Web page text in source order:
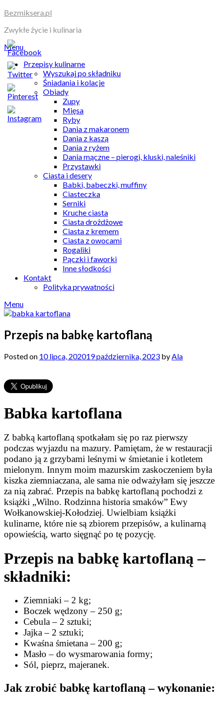
Skip
content
Bezmiksera.pl
Zwykłe życie i kulinaria
Menu
Przepisy kulinarne
Wyszukaj po składniku
Śniadania i kolacje
Obiady
Zupy
Mięsa
Ryby
Dania z makaronem
Dania z kaszą
Dania z ryżem
Dania mączne – pierogi, kluski, naleśniki
Przystawki
Ciasta i desery
Babki, babeczki, muffiny
Ciasteczka
Serniki
Kruche ciasta
Ciasta drożdżowe
Ciasta z kremem
Ciasta z owocami
Rogaliki
Pączki i faworki
Inne słodkości
Kontakt
Polityka prywatności
Menu
Przepis na babkę kartoflaną
Posted on 10 lipca, 202019 października, 2023 byAla
Babka kartoflana
Z babką kartoflaną spotkałam się po raz pierwszy
podczas wyjazdu na mazury. Pamiętam, że w restauracji
podano ją z grzybami leśnymi w śmietanie i kotletem
mielonym. Innym moim mazurskim zaskoczeniem była
kiszka ziemniaczana, ale sama nie odważyłam się jeszcze
za nią zabrać. Przepis na babkę kartoflaną pochodzi z
książki „Wilno. Rodzinna historia smaków” Ewy
Wołkanowskiej-Kołodziej. Uwielbiam książki
kulinarne, które nie są zbiorem przepisów, a kulinarną
opowieścią, warto sięgnąć po tę pozycję.
Przepis na babkę kartoflaną –
składniki:
Ziemniaki – 2 kg;
Boczek wędzony – 250 g;
Cebula – 2 sztuki;
Jajka – 2 sztuki;
Kwaśna śmietana – 200 g;
Masło – do wysmarowania formy;
Sól, pieprz, majeranek.
Jak zrobić babkę kartoflaną– wykonanie: